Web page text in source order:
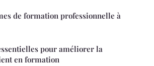
de formation professionnelle à
pour améliorer la
en formation